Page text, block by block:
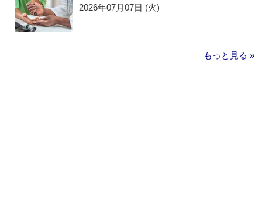
2026年07月07日 (火)
もっと見る »